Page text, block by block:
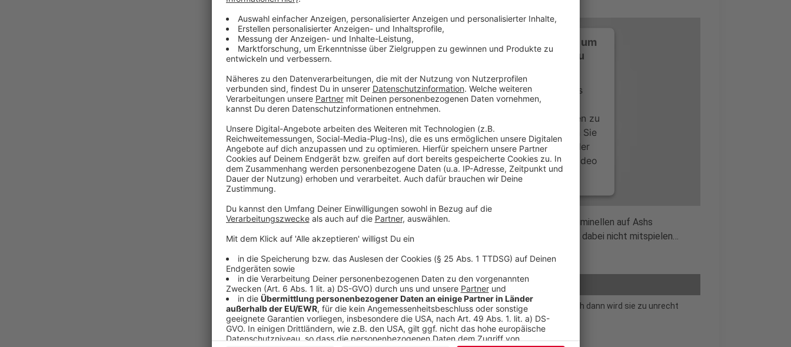
Wir benötigen Ihre Zustimmung, um
den YouTube Video-Service zu
Wir verwenden einen Service eines
Drittanbieters, um Videoinhalte
einzubetten. Dieser Service kann Daten zu
Ihren Aktivitäten sammeln. Bitte lesen Sie
die Details durch und stimmen Sie der
Nutzung des Service zu, um dieses Video
anzusehen.
Platform
Um zu ihrem gewünschten Zielort Arkadia zu gelangen, sind die Kriminellen auf Ashs
Fähigkeiten als intergalaktische Pilotin angewiesen. Doch Ash will dabei nicht mitspielen…
Anzeige
©Copyright: Sky
Ash hat als Polizistin und Pilotin ein wunderbare Karriere vor sich. Doch dann wird sie zu unrecht
verurteilt und auf einen Gefängnisplaneten verbannt.